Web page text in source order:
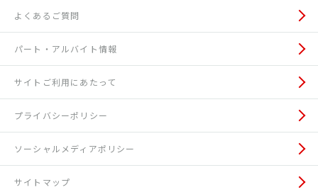
よくあるご質問
パート・アルバイト情報
サイトご利用にあたって
プライバシーポリシー
ソーシャルメディアポリシー
サイトマップ